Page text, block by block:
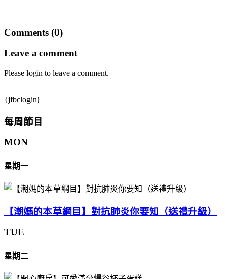
Comments (0)
Leave a comment
Please login to leave a comment.
{jfbclogin}
每周節目
MON
星期一
【潮媽的本草綱目】對抗肺炎你要知（送禮升級）
TUE
星期二